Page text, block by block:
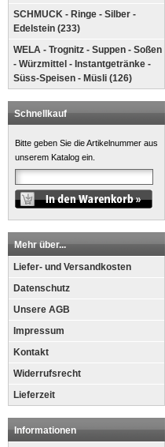
SCHMUCK - Ringe - Silber -
Edelstein (233)
WELA - Trognitz - Suppen - Soßen
- Würzmittel - Instantgetränke -
Süss-Speisen - Müsli (126)
Schnellkauf
Bitte geben Sie die Artikelnummer aus
unserem Katalog ein.
Mehr über...
Liefer- und Versandkosten
Datenschutz
Unsere AGB
Impressum
Kontakt
Widerrufsrecht
Lieferzeit
Informationen